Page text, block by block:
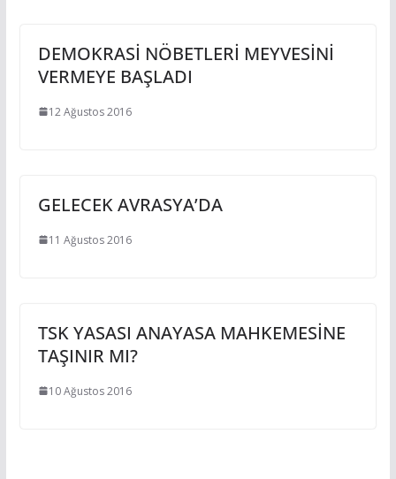
DEMOKRASİ NÖBETLERİ MEYVESİNİ
VERMEYE BAŞLADI
12 Ağustos 2016
GELECEK AVRASYA’DA
11 Ağustos 2016
TSK YASASI ANAYASA MAHKEMESİNE
TAŞINIR MI?
10 Ağustos 2016